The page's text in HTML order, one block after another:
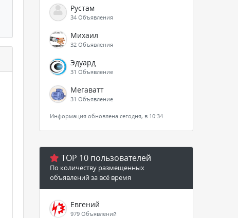
Рустам
34 Объявления
Михаил
32 Объявления
Эдуард
31 Объявление
Мегаватт
31 Объявление
Информация обновлена сегодня, в 10:34
TOP 10 пользователей
По количеству размещенных
объявлений за всё время
Евгений
979 Объявлений